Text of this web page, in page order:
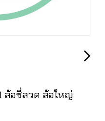
ล้อซี่ลวด ล้อใหญ่